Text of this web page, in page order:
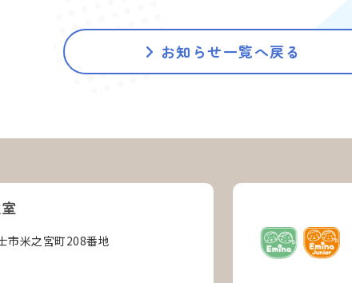
お知らせ一覧へ戻る
市米之宮町208番地